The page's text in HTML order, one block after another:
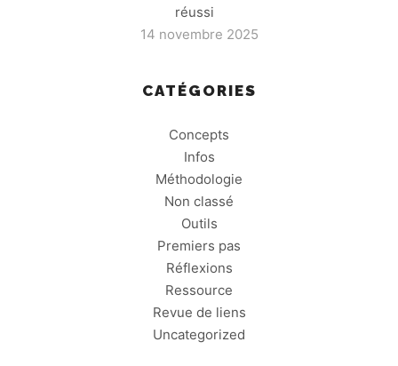
réussi
14 novembre 2025
CATÉGORIES
Concepts
Infos
Méthodologie
Non classé
Outils
Premiers pas
Réflexions
Ressource
Revue de liens
Uncategorized